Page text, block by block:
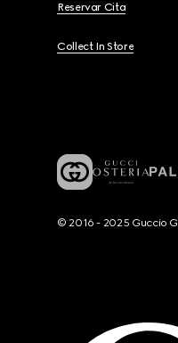
Reservar Cita
Collect In Store
© 2016 - 2025 Guccio